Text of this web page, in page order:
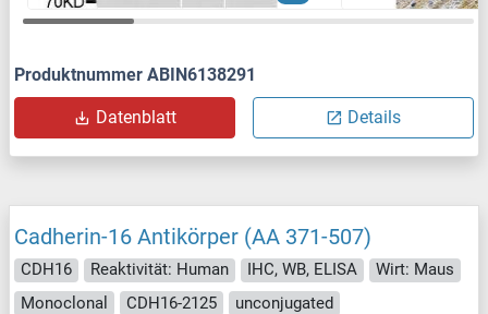
Produktnummer ABIN6138291
Datenblatt Details
Cadherin-16 Antikörper (AA 371-507)
CDH16 Reaktivität: Human IHC, WB, ELISA
Wirt: Maus
Monoclonal
CDH16-2125 unconjugated